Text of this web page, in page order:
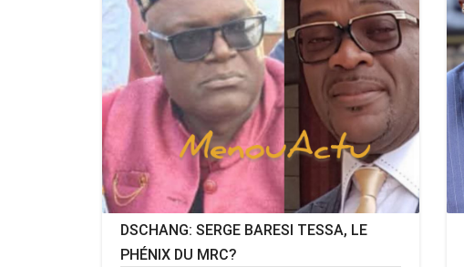
DSCHANG: SERGE BARESI TESSA, LE
PHÉNIX DU MRC?
MENOUACTU